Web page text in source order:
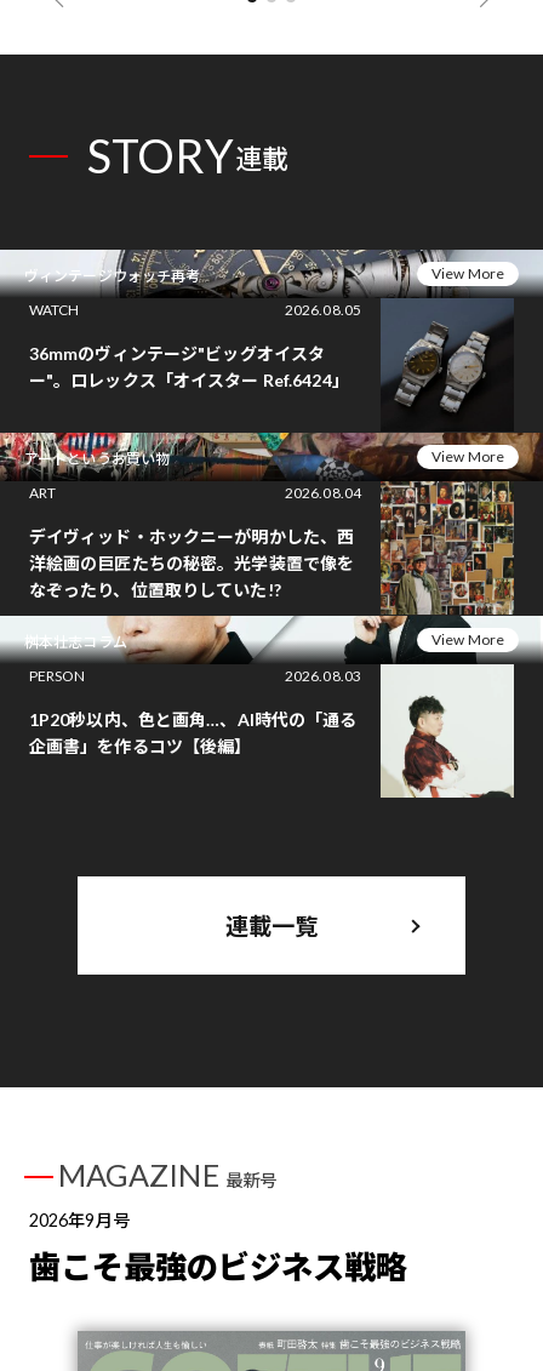
STORY連載
ヴィンテージウォッチ再考
View More
WATCH
2026.08.05
36mmのヴィンテージ"ビッグオイスタ
ー"。ロレックス「オイスター Ref.6424」
アートというお買い物
View More
ART
2026.08.04
デイヴィッド・ホックニーが明かした、西
洋絵画の巨匠たちの秘密。光学装置で像を
なぞったり、位置取りしていた!?
桝本壮志コラム
View More
PERSON
2026.08.03
1P20秒以内、色と画角…、AI時代の「通る
企画書」を作るコツ【後編】
連載一覧
MAGAZINE 最新号
2026年9月号
歯こそ最強のビジネス戦略